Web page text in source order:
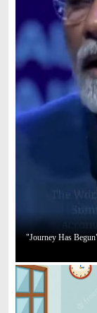
"Journey Has